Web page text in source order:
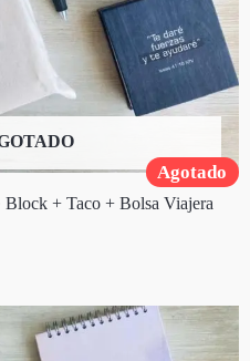
Agotado
Block + Taco + Bolsa Viajera